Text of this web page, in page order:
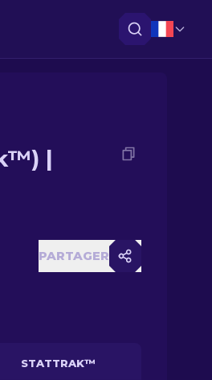
|
PARTAGER
STATTRAK™